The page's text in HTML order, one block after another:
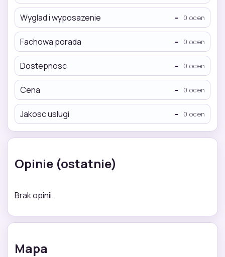
Wyglad i wyposazenie - 0 ocen
Fachowa porada - 0 ocen
Dostepnosc - 0 ocen
Cena - 0 ocen
Jakosc uslugi - 0 ocen
Opinie (ostatnie)
Brak opinii.
Mapa